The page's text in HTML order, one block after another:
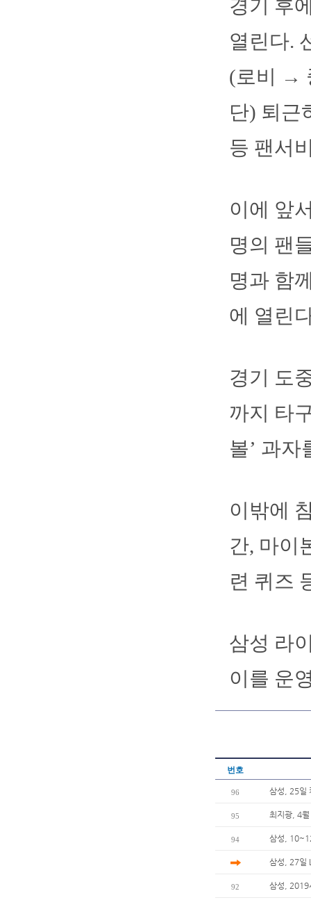
경기 후
열린다.
(로비 →
단) 퇴근
등 팬서
이에 앞
명의 팬
명과 함
에 열린
경기 도
까지 타
볼’ 과
이밖에
간, 마이
련 퀴즈
삼성 라
이를 운
번호
96 삼성, 25일
95 최지광, 4
94 삼성,
삼성, 27일
92 삼성, 2019